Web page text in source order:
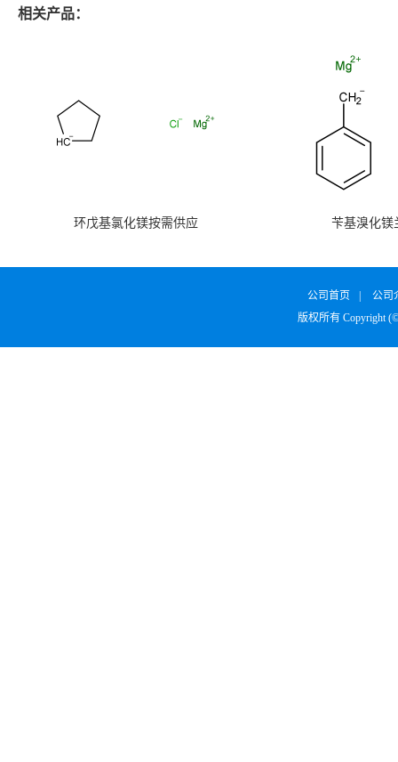
相关产品：
环戊基氯化镁按需供应 苄基溴化镁
公司首页
公司
版权所有 Copyright